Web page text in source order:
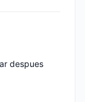
despues